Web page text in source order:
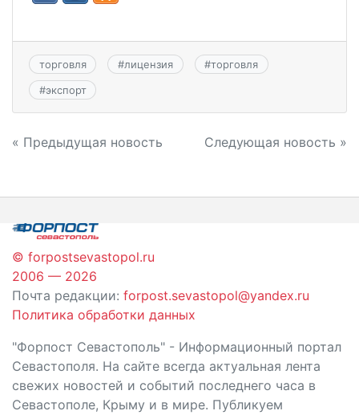
торговля #лицензия #торговля
#экспорт
Навигация
записям
« Предыдущая новость Следующая новость »
© forpostsevastopol.ru
2006 — 2026
Почта редакции: forpost.sevastopol@yandex.ru
Политика обработки данных
"Форпост Севастополь" - Информационный портал
Севастополя. На сайте всегда актуальная лента
свежих новостей и событий последнего часа в
Севастополе, Крыму и в мире. Публикуем